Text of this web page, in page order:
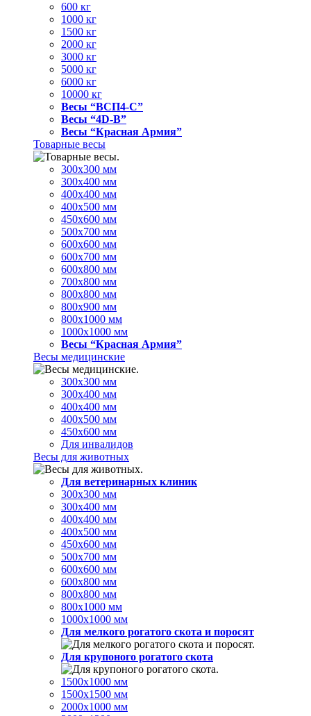
600 кг
1000 кг
1500 кг
2000 кг
3000 кг
5000 кг
6000 кг
10000 кг
Весы “ВСП4-С”
Весы “4D-В”
Весы “Красная Армия”
Товарные весы
300х300 мм
300х400 мм
400х400 мм
400х500 мм
450х600 мм
500х700 мм
600х600 мм
600х700 мм
600х800 мм
700х800 мм
800х800 мм
800х900 мм
800х1000 мм
1000х1000 мм
Весы “Красная Армия”
Весы медицинские
300х300 мм
300х400 мм
400х400 мм
400х500 мм
450х600 мм
Для инвалидов
Весы для животных
Для ветеринарных клиник
300х300 мм
300х400 мм
400х400 мм
400х500 мм
450х600 мм
500х700 мм
600х600 мм
600х800 мм
800х800 мм
800х1000 мм
1000х1000 мм
Для мелкого рогатого скота и поросят
Для крупоного рогатого скота
1500х1000 мм
1500х1500 мм
2000х1000 мм